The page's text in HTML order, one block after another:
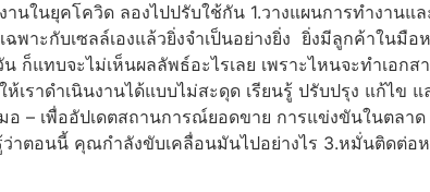
ในยุคโควิด ลองไปปรับใช้กัน 1.วางแผนการทำงานแล
พาะกับเซลล์เองแล้วยิ่งจำเป็นอย่างยิ่ง ยิ่งมีลูกค้าในมื
ก็แทบจะไม่เห็นผลลัพธ์อะไรเลย เพราะไหนจะทำเอ
เราดำเนินงานได้แบบไม่สะดุด เรียนรู้ ปรับปรุง แก้ไ
– เพื่ออัปเดตสถานการณ์ยอดขาย การแข่งขันในตลาด
าตอนนี้ คุณกำลังขับเคลื่อนมันไปอย่างไร 3.หมั่นติดต่